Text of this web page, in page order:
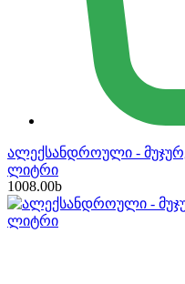
ალექსანდროული -
ლიტრი
1008.00b